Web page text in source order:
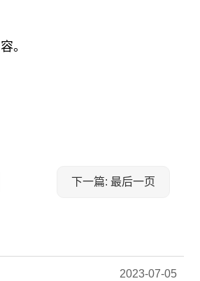
。
下一篇: 最后一页
2023-07-05